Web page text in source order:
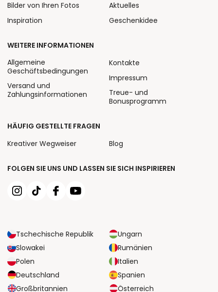
FOLGEN SIE UNS UND LASSEN SIE SICH INSPIRIEREN
Tschechische Republik
Ungarn
Slowakei
Rumänien
Polen
Italien
Deutschland
Spanien
Großbritannien
Österreich
Bilder von Ihren Fotos
Inspiration
Aktuelles
Geschenkidee
WEITERE INFORMATIONEN
Allgemeine
Geschäftsbedingungen
Versand und
Zahlungsinformationen
Kontakte
Impressum
Treue- und
Bonusprogramm
HÄUFIG GESTELLTE FRAGEN
Kreativer Wegweiser
Blog